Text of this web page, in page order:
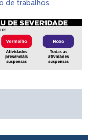
de trabalhos